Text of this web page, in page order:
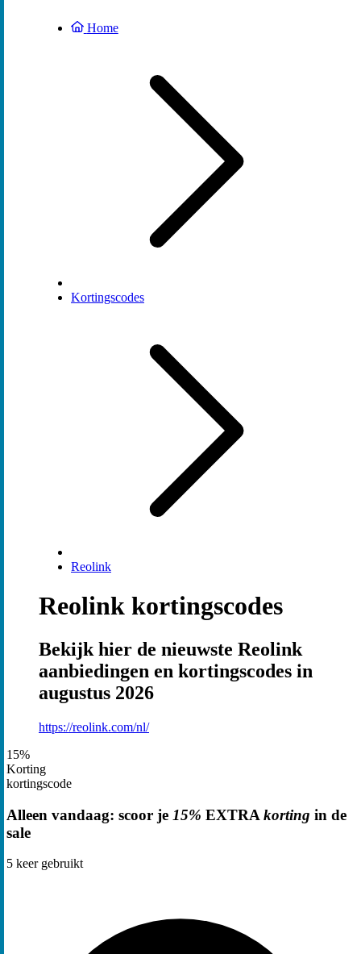
Home
Kortingscodes
Reolink
Reolink kortingscodes
Bekijk hier de nieuwste Reolink
aanbiedingen en kortingscodes in
augustus 2026
https://reolink.com/nl/
15%
Korting
kortingscode
Alleen vandaag: scoor je 15% EXTRA korting in de
sale
5 keer gebruikt